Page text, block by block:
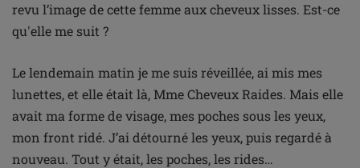
revu l’image de cette femme aux cheveux lisses. Est-ce
qu'elle me suit ?
Le lendemain matin je me suis réveillée, ai mis mes
lunettes, et elle était là, Mme Cheveux Raides. Mais elle
avait ma forme de visage, mes poches sous les yeux,
mon front ridé. J’ai détourné les yeux, puis regardé à
nouveau. Tout y était, les poches, les rides…